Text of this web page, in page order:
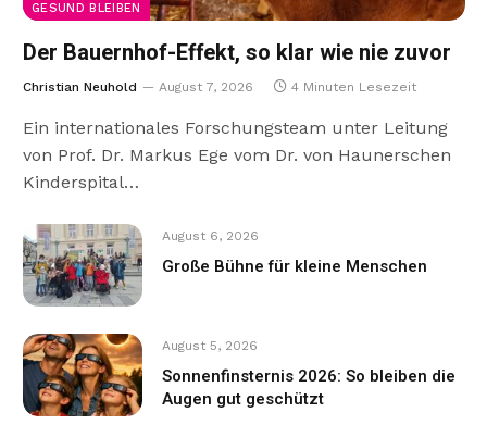
GESUND BLEIBEN
Der Bauernhof-Effekt, so klar wie nie zuvor
Christian Neuhold August 7, 2026 4 Minuten Lesezeit
Ein internationales Forschungsteam unter Leitung
von Prof. Dr. Markus Ege vom Dr. von Haunerschen
Kinderspital…
August 6, 2026
Große Bühne für kleine Menschen
August 5, 2026
Sonnenfinsternis 2026: So bleiben die
Augen gut geschützt